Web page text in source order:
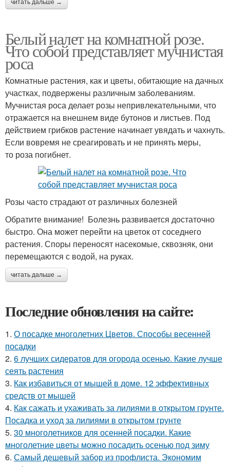
читать дальше →
Белый налет на комнатной розе.
Что собой представляет мучнистая
роса
Комнатные растения, как и цветы, обитающие на дачных
участках, подвержены различным заболеваниям.
Мучнистая роса делает розы непривлекательными, что
отражается на внешнем виде бутонов и листьев. Под
действием грибков растение начинает увядать и чахнуть.
Если вовремя не среагировать и не принять меры,
то роза погибнет.
Розы часто страдают от различных болезней
Обратите внимание! Болезнь развивается достаточно
быстро. Она может перейти на цветок от соседнего
растения. Споры переносят насекомые, сквозняк, они
перемещаются с водой, на руках.
читать дальше →
Последние обновления на сайте:
1. О посадке многолетних Цветов. Способы весенней
посадки
2. 6 лучших сидератов для огорода осенью. Какие лучше
сеять растения
3. Как избавиться от мышей в доме. 12 эффективных
средств от мышей
4. Как сажать и ухаживать за лилиями в открытом грунте.
Посадка и уход за лилиями в открытом грунте
5. 30 многолетников для осенней посадки. Какие
многолетние цветы можно посадить осенью под зиму
6. Самый дешевый забор из профлиста. Экономим